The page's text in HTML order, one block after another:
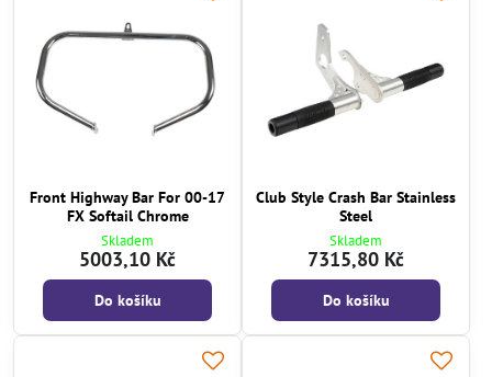
Front Highway Bar For 00-17
FX Softail Chrome
Skladem
5003,10 Kč
Do košíku
Club Style Crash Bar Stainless
Steel
Skladem
7315,80 Kč
Do košíku